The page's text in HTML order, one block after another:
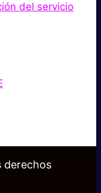
del servicio
derechos